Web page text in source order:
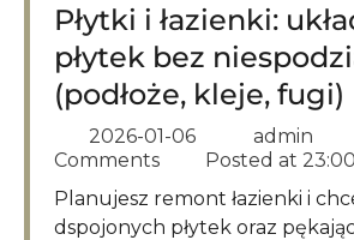
Płytki i łazienki:
płytek bez
(podłoże, kleje, fugi)
2026-01-06 admin
Comments
Posted at 23:00
Planujesz remont łazienki i chcesz uniknąć o
dspojonych płytek oraz